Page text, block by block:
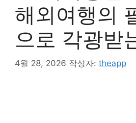
해외여행의
으로 각광받
4월 28, 2026 작성자: theapp